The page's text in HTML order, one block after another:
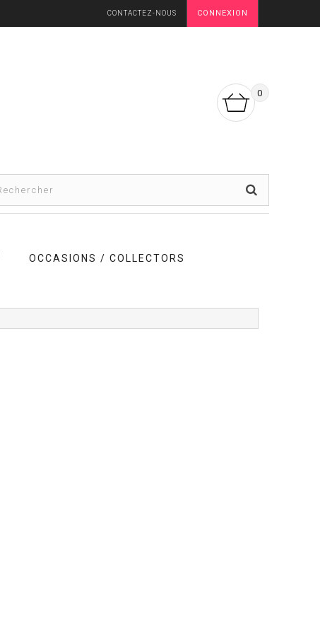
CONNEXION
CONTACTEZ-NOUS
0
OCCASIONS / COLLECTORS